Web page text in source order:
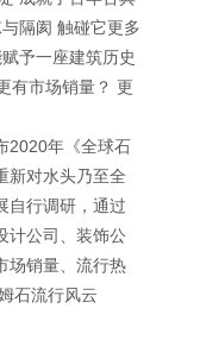
隔阂 触碰它更多
予一座建筑历史
有市场销量？ 更
2020年《全球石
新对水头乃至全
自行调研，通过
计公司、装饰公
场销量、流行热
石流行风云